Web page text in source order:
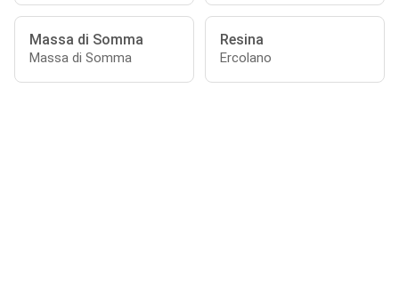
Massa di Somma
Massa di Somma
Resina
Ercolano